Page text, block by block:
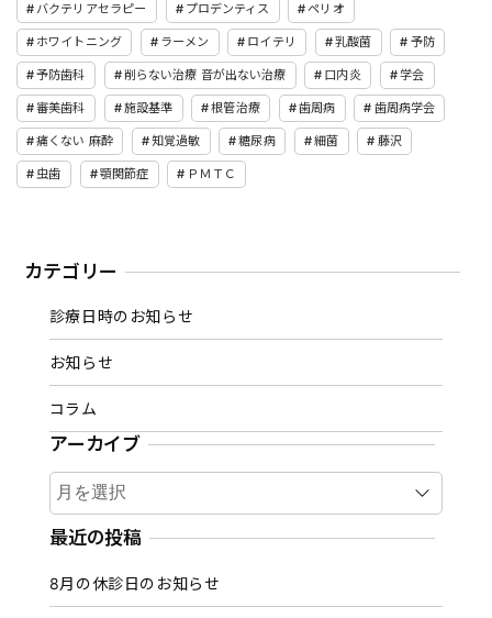
バクテリアセラピー プロデンティス ペリオ
ホワイトニング ラーメン ロイテリ 乳酸菌 予防
予防歯科 削らない治療 音が出ない治療 口内炎 学会
審美歯科 施設基準 根管治療 歯周病 歯周病学会
痛くない 麻酔 知覚過敏 糖尿病 細菌 藤沢
虫歯 顎関節症 ＰＭＴＣ
カテゴリー
診療日時のお知らせ
お知らせ
コラム
アーカイブ
ア
ー
カ
ブ
最近の投稿
8月の休診日のお知らせ